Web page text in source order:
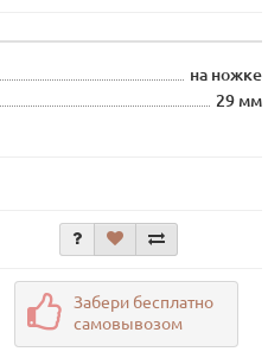
на ножке
29 мм
Забери бесплатно
самовывозом